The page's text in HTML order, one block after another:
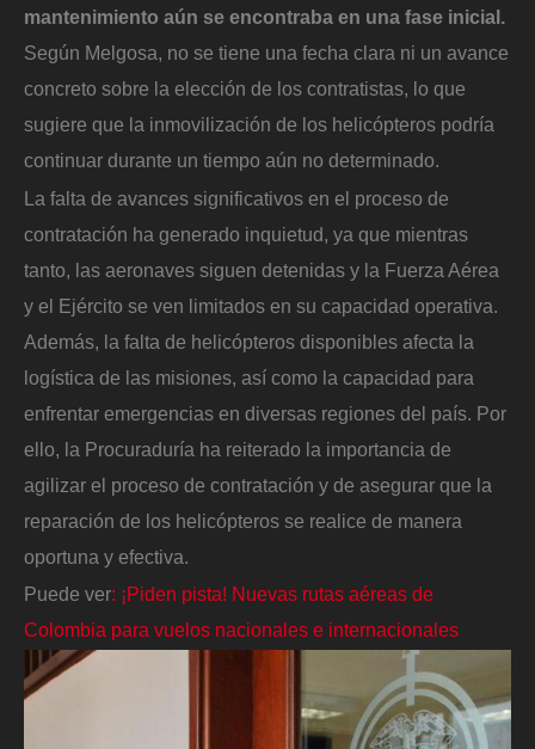
mantenimiento aún se encontraba en una fase inicial.
Según Melgosa, no se tiene una fecha clara ni un avance
concreto sobre la elección de los contratistas, lo que
sugiere que la inmovilización de los helicópteros podría
continuar durante un tiempo aún no determinado.
La falta de avances significativos en el proceso de
contratación ha generado inquietud, ya que mientras
tanto, las aeronaves siguen detenidas y la Fuerza Aérea
y el Ejército se ven limitados en su capacidad operativa.
Además, la falta de helicópteros disponibles afecta la
logística de las misiones, así como la capacidad para
enfrentar emergencias en diversas regiones del país. Por
ello, la Procuraduría ha reiterado la importancia de
agilizar el proceso de contratación y de asegurar que la
reparación de los helicópteros se realice de manera
oportuna y efectiva.
Puede ver: ¡Piden pista! Nuevas rutas aéreas de
Colombia para vuelos nacionales e internacionales